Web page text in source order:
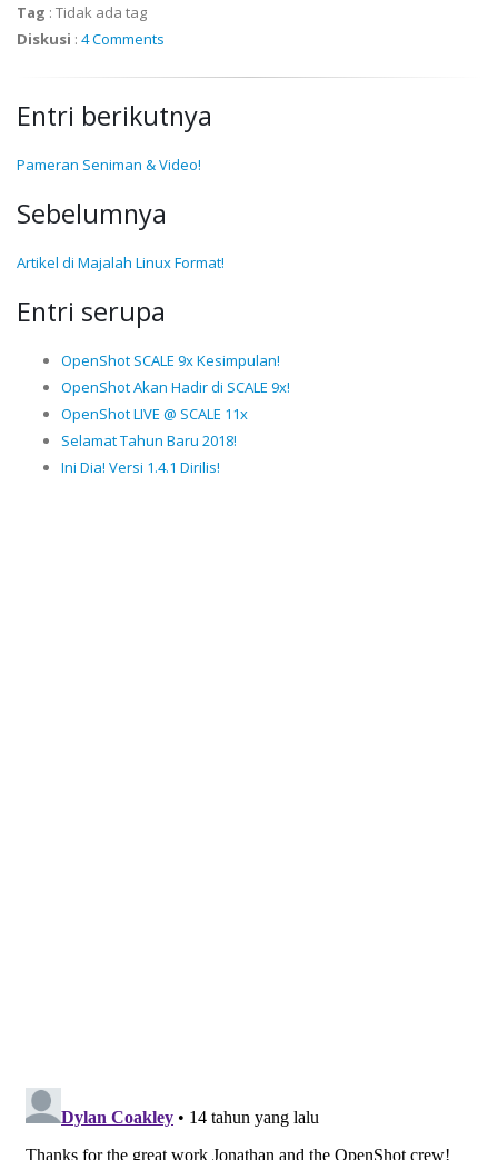
Tag : Tidak ada tag
Diskusi : 4 Comments
Entri berikutnya
Pameran Seniman & Video!
Sebelumnya
Artikel di Majalah Linux Format!
Entri serupa
OpenShot SCALE 9x Kesimpulan!
OpenShot Akan Hadir di SCALE 9x!
OpenShot LIVE @ SCALE 11x
Selamat Tahun Baru 2018!
Ini Dia! Versi 1.4.1 Dirilis!